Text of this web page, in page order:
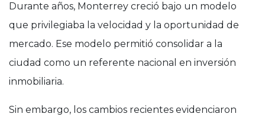
Durante años, Monterrey creció bajo un modelo
que privilegiaba la velocidad y la oportunidad de
mercado. Ese modelo permitió consolidar a la
ciudad como un referente nacional en inversión
inmobiliaria.
Sin embargo, los cambios recientes evidenciaron